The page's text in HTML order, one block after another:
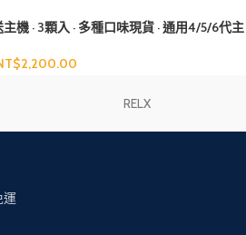
機 · 3顆入 · 多種口味現貨 · 通用4/5/6代主
2,200.00
RELX
運